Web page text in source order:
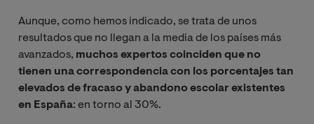
Aunque, como hemos indicado, se trata de unos
resultados que no llegan a la media de los países más
avanzados, muchos expertos coinciden que no
tienen una correspondencia con los porcentajes tan
elevados de fracaso y abandono escolar existentes
en España: en torno al 30%.